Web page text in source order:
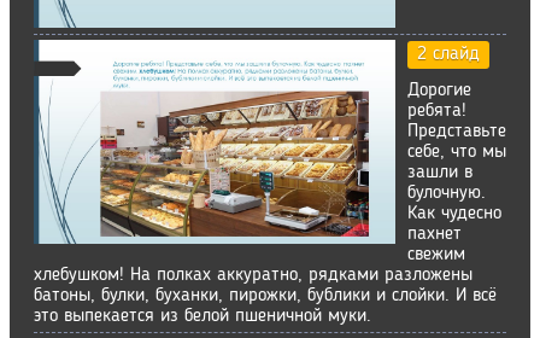
2 слайд
Дорогие
ребята!
Представьте
себе, что мы
зашли в
булочную.
Как чудесно
пахнет
свежим
хлебушком! На полках аккуратно, рядками разложены
батоны, булки, буханки, пирожки, бублики и слойки. И всё
это выпекается из белой пшеничной муки.